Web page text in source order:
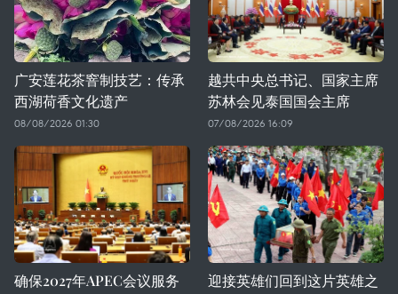
广安莲花茶窨制技艺：传承
西湖荷香文化遗产
08/08/2026 01:30
越共中央总书记、国家主席
苏林会见泰国国会主席
07/08/2026 16:09
确保2027年APEC会议服务
迎接英雄们回到这片英雄之